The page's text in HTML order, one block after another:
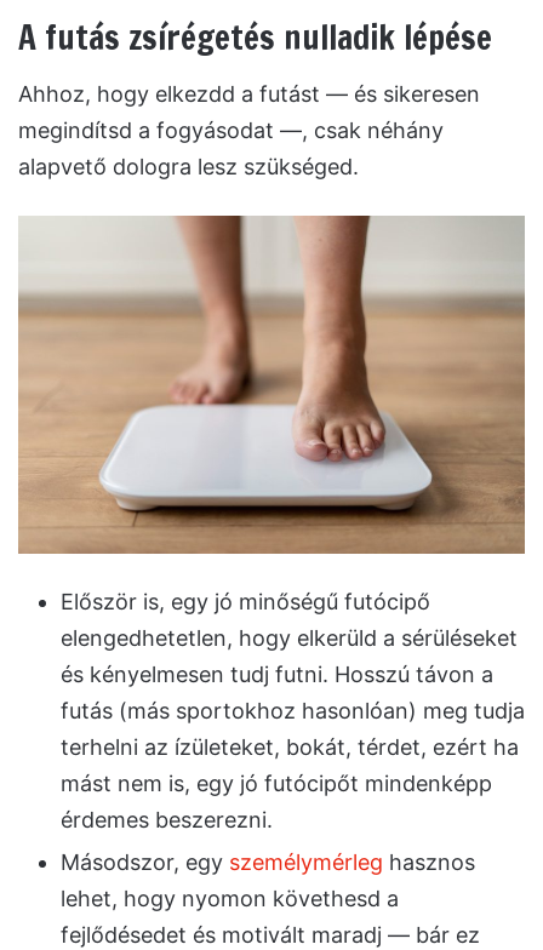
A futás zsírégetés nulladik lépése
Ahhoz, hogy elkezdd a futást — és sikeresen
megindítsd a fogyásodat —, csak néhány
alapvető dologra lesz szükséged.
Először is, egy jó minőségű futócipő
elengedhetetlen, hogy elkerüld a sérüléseket
és kényelmesen tudj futni. Hosszú távon a
futás (más sportokhoz hasonlóan) meg tudja
terhelni az ízületeket, bokát, térdet, ezért ha
mást nem is, egy jó futócipőt mindenképp
érdemes beszerezni.
Másodszor, egy személymérleg hasznos
lehet, hogy nyomon követhesd a
fejlődésedet és motivált maradj — bár ez